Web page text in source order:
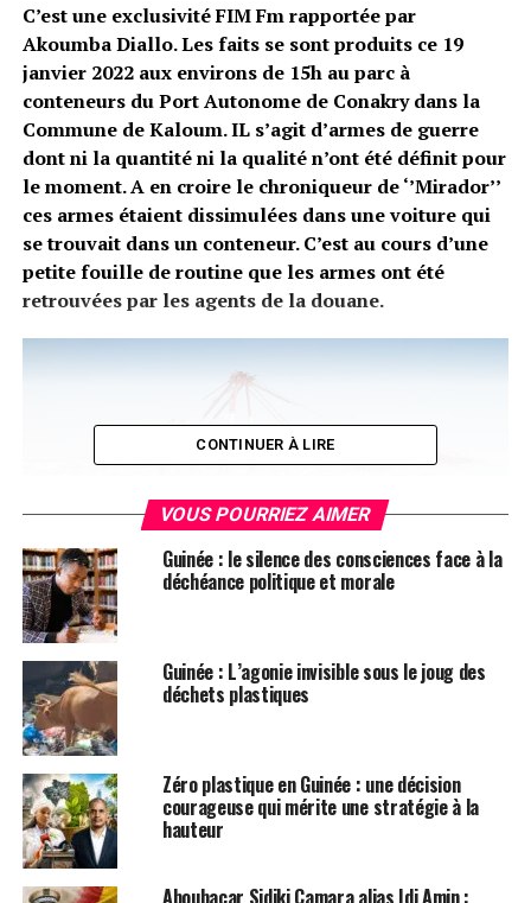
C’est une exclusivité FIM Fm rapportée par
Akoumba Diallo. Les faits se sont produits ce 19
janvier 2022 aux environs de 15h au parc à
conteneurs du Port Autonome de Conakry dans la
Commune de Kaloum. IL s’agit d’armes de guerre
dont ni la quantité ni la qualité n’ont été définit pour
le moment. A en croire le chroniqueur de ‘’Mirador’’
ces armes étaient dissimulées dans une voiture qui
se trouvait dans un conteneur. C’est au cours d’une
petite fouille de routine que les armes ont été
retrouvées par les agents de la douane.
Selon des sources sécuritaires, après la découverte des
armes, ce sont tous les services concernés qui se sont
mobilisés sur les lieux. Une première fouille de
confirmation a été faite et le conteneur suspect a été
placé en lieu sûr. Les Douanes Nationales, la
Gendarmerie et les services spéciaux de la lutte contre
le Grand banditisme et les crimes organisés annoncent
chacun en ce qui le concerne, diligenter le plus
rapidement possible des enquêtes pour connaitre les
CONTINUER À LIRE
VOUS POURRIEZ AIMER
Guinée : le silence des consciences face à la
déchéance politique et morale
Guinée : L’agonie invisible sous le joug des
déchets plastiques
Zéro plastique en Guinée : une décision
courageuse qui mérite une stratégie à la
hauteur
Aboubacar Sidiki Camara alias Idi Amin :